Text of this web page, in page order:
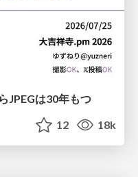
JPEGは30年もつ
12 18k